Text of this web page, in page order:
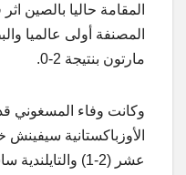
المقامة حاليا بالصين
المصنفة أولى عالميا
مارتون بنتيجة 2-0.
وكانت وفاء المسغوني
الأوزباكستانية
عشر (2-1)